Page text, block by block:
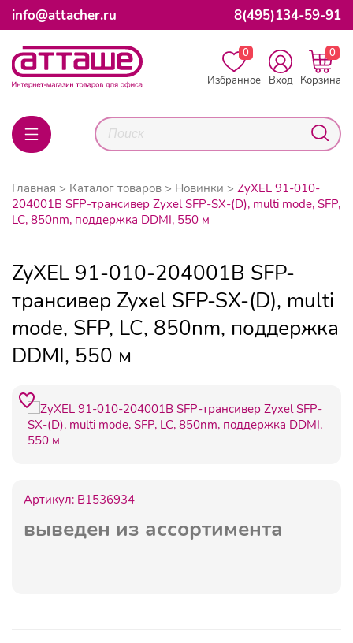
info@attacher.ru 8(495)134-59-91
0
Избранное
Вход
0
Корзина
Главная Каталог товаров Новинки
ZyXEL 91-010-
204001B SFP-трансивер Zyxel SFP-SX-(D), multi mode, SFP,
LC, 850nm, поддержка DDMI, 550 м
ZyXEL 91-010-204001B SFP-
трансивер Zyxel SFP-SX-(D), multi
mode, SFP, LC, 850nm, поддержка
DDMI, 550 м
Артикул: B1536934
выведен из ассортимента